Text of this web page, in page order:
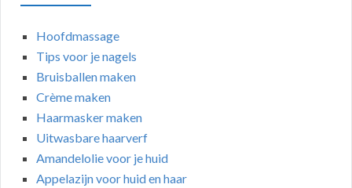
Hoofdmassage
Tips voor je nagels
Bruisballen maken
Crème maken
Haarmasker maken
Uitwasbare haarverf
Amandelolie voor je huid
Appelazijn voor huid en haar